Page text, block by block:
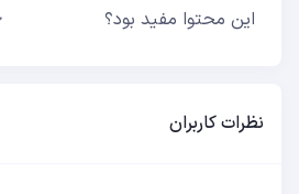
این محتوا مفید بود؟
نظرات کاربران